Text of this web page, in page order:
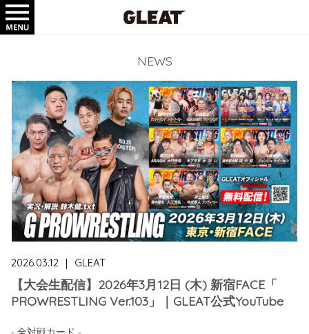
NEWS
2026.03.12 ｜ GLEAT
【大会生配信】2026年3月12日 (木) 新宿FACE「
PROWRESTLING Ver.103」｜GLEAT公式YouTube
- 全対戦カード -